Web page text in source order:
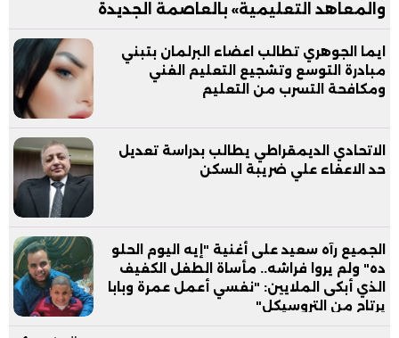
والمعاهد التعليمية» بالعاصمة الجديدة
ايما الجوهري تطالب اعضاء البرلمان بتبني
مبادرة التوسع وتشجيع التعليم الفني
ومكافحة التسرب من التعليم
الاتحادي الديمقراطي يطالب بدراسة تعديل
حد الاعفاء علي ضريبة السكن
الجميع رآه سعيد على أغنية "إيه اليوم الحلو
ده" ولم يروا فراشه.. مأساة الطفل الكفيف
الذي أبكى الملايين: "نفسي أعمل عمرة وبابا
يرتاح من التروسيكل"